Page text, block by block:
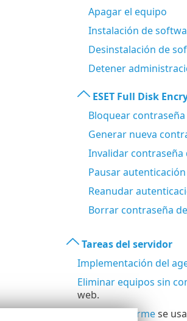
Apagar el equipo
Instalación de
Desinstalación de
Detener
ESET Full Disk
Bloquear
Generar nueva
Invalidar contraseña
Pausar autenticación
Reanudar
Borrar contraseña
Tareas del servidor
Implementación del
Eliminar equipos sin
web.
Generar informese